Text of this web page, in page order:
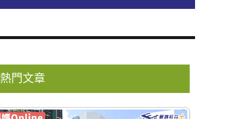
熱門文章